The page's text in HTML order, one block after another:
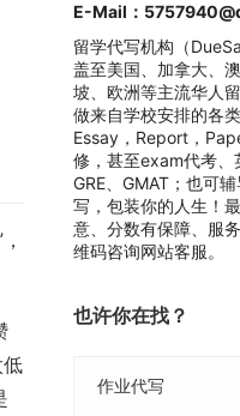
E-Mail：
留学代写机构（
盖至美国、加拿大、
坡、欧洲等主流华人
做来自学校安排的各
Essay，Report，
修，甚至exam代考、
GRE、GMAT；也可
写，包装你的人生！
意、分数有保障、服
维码咨询网站客服。
也许你在找？
作业代写